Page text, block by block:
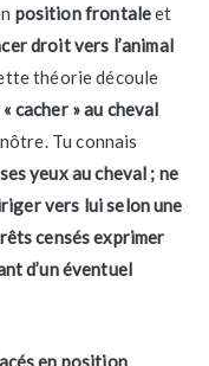
position frontaleet
droit vers l’animal
théorie découle
« cacher » au cheval
Tu connais
yeux au cheval ; ne
vers lui selon une
censés exprimer
d’un éventuel
en position